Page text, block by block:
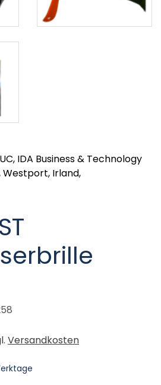
IDA Business & Technology
Westport, Irland,
Versandkosten